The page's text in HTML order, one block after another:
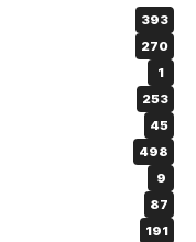
393
270
1
253
45
498
9
87
191